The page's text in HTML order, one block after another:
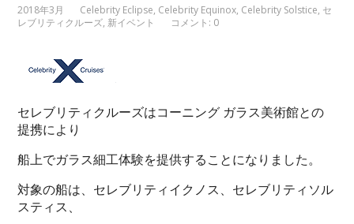
2018年3月 Celebrity Eclipse, Celebrity Equinox, Celebrity Solstice, セ
レブリティクルーズ, 新イベント コメント: 0
セレブリティクルーズはコーニング ガラス美術館との
提携により
船上でガラス細工体験を提供することになりました。
対象の船は、セレブリティイクノス、セレブリティソル
スティス、